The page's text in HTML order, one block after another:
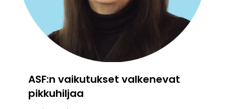
ASF:n vaikutukset valkenevat
pikkuhiljaa